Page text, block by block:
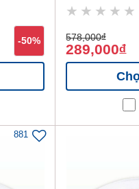
-50% 578,000đ
289,000đ
881